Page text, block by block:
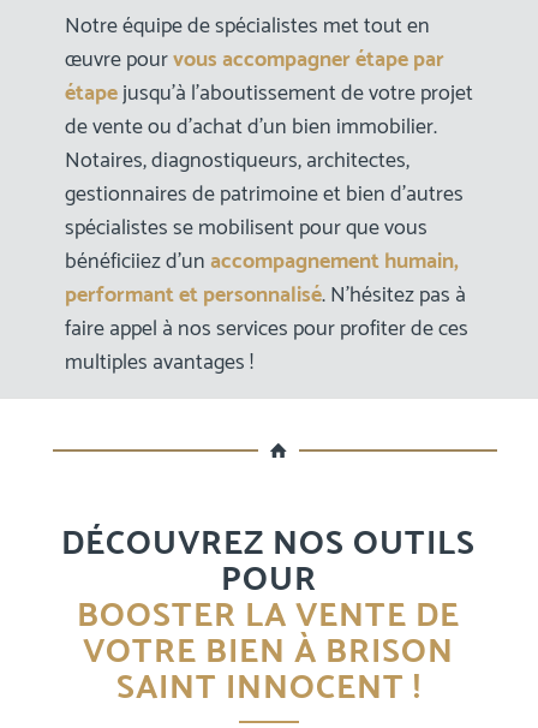
Notre équipe de spécialistes met tout en
œuvre pourvous accompagner étape par
étapejusqu’à l’aboutissement de votre projet
de vente ou d’achat d’un bien immobilier.
Notaires, diagnostiqueurs, architectes,
gestionnaires de patrimoine et bien d’autres
spécialistes se mobilisent pour que vous
bénéficiiez d’un accompagnement humain,
performant et personnalisé. N’hésitez pas à
faire appel à nos services pour profiter de ces
multiples avantages !
DÉCOUVREZ NOS OUTILS
POUR
BOOSTER LA VENTE DE
VOTRE BIEN À BRISON
SAINT INNOCENT !